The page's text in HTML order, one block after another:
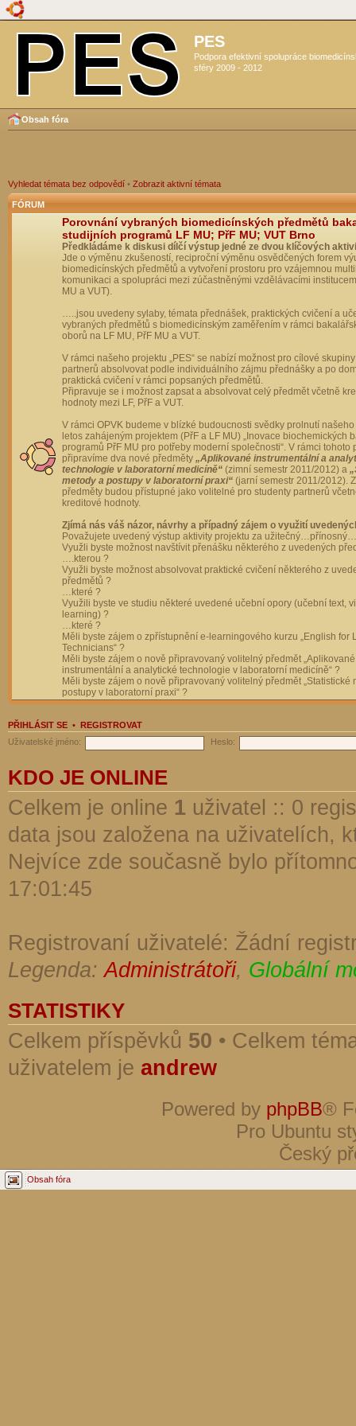
PES
Podpora efektivní spolupráce
sféry 2009 - 2012
Obsah fóra
Vyhledat témata bez odpovědí • Zobrazit aktivní témata
FÓRUM
Porovnání vybraných biomedicínských předmětů
studijních programů LF MU; PřF MU; VUT Brno
Předkládáme k diskusi dílčí výstup jedné ze dvou klíčových
Jde o výměnu zkušeností, reciproční výměnu osvědčených forem
biomedicínských předmětů a vytvoření prostoru pro vzájemnou
komunikaci a spolupráci mezi zúčastněnými vzdělávacími
MU a VUT).
…..jsou uvedeny sylaby, témata přednášek, praktických cvičení a
vybraných předmětů s biomedicínským zaměřením v rámci
oborů na LF MU, PřF MU a VUT.
V rámci našeho projektu „PES“ se nabízí možnost pro cílové
partnerů absolvovat podle individuálního zájmu přednášky a po
praktická cvičení v rámci popsaných předmětů.
Připravuje se i možnost zapsat a absolvovat celý předmět včetně
hodnoty mezi LF, PřF a VUT.
V rámci OPVK budeme v blízké budoucnosti svědky prolnutí
letos zahájeným projektem (PřF a LF MU) „Inovace biochemických
programů PřF MU pro potřeby moderní společnosti“. V rámci tohoto
připravíme dva nové předměty „Aplikované instrumentální a
technologie v laboratorní medicíně“ (zimní semestr 2011/2012) a
metody a postupy v laboratorní praxi“ (jarní semestr 2011/2012).
předměty budou přístupné jako volitelné pro studenty partnerů
kreditové hodnoty.
Zjímá nás váš názor, návrhy a případný zájem o využití
Považujete uvedený výstup aktivity projektu za
Využli byste možnost navštívit přenášku některého z uvedených
….kterou ?
Využli byste možnost absolvovat praktické cvičení některého z
předmětů ?
…které ?
Využili byste ve studiu některé uvedené učební opory (učební text,
learning) ?
…které ?
Měli byste zájem o zpřístupnění e-learningového kurzu „English for
Technicians“ ?
Měli byste zájem o nově připravovaný volitelný předmět „Aplikované
instrumentální a analytické technologie v laboratorní medicíně“ ?
Měli byste zájem o nově připravovaný volitelný předmět „Statistické
postupy v laboratorní praxi“ ?
PŘIHLÁSIT SE • REGISTROVAT
Uživatelské jméno:
Heslo:
KDO JE ONLINE
Celkem je online 1 uživatel :: 0
data jsou založena na uživatelích,
Nejvíce zde současně bylo
17:01:45
Registrovaní uživatelé: Žádní
Legenda:Administrátoři, Globální
STATISTIKY
Celkem příspěvků 50 • Celkem
uživatelem je andrew
Powered by phpBB®
Pro Ubuntu
Český
Obsah fóra